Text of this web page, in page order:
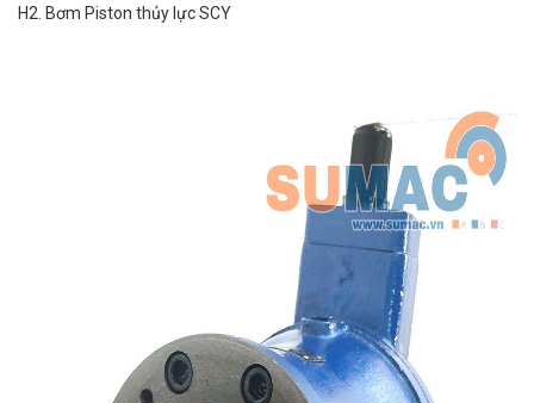
H2. Bơm Piston thủy lực SCY